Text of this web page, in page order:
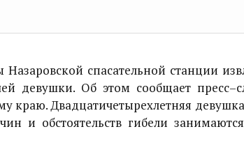
спасательной станции
девушки. Об этом сообщает
краю. Двадцатичетырехлетняя девушка
и обстоятельств гибели